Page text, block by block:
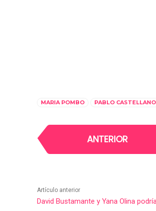
MARIA POMBO PABLO CASTELLANO
ANTERIOR
Artículo anterior
David Bustamante y Yana Olina